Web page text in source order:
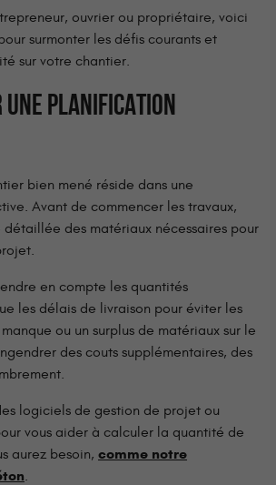
ouvrier ou propriétaire, voici
surmonter les défis courants et
sur votre chantier.
UNE PLANIFICATION
bien mené réside dans une
Avant de commencer les travaux,
détaillée des matériaux nécessaires pour
en compte les quantités
les délais de livraison pour éviter les
ou un surplus de matériaux sur le
des couts supplémentaires, des
logiciels de gestion de projet ou
vous aider à calculer la quantité de
aurez besoin, comme notre
.